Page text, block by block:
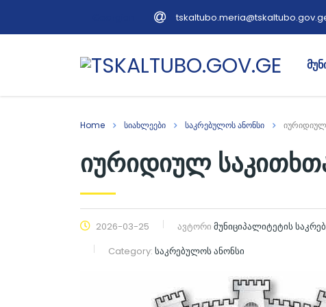
Home სიახლეები საკრებულოს ანონსი იურიდიულ
იურიდიულ
2026-03-25 ავტორი მუნიციპალიტეტის
Category: საკრებულოს ანონსი